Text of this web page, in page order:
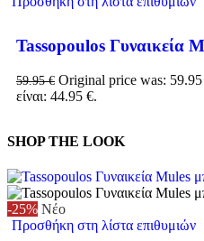
Tassopoulos Γυναικεία
59.95€ Original price was: 59.95
είναι: 44.95 €.
SHOP THE LOOK
-25% Νέο
Προσθήκη στη λίστα επιθυμιών